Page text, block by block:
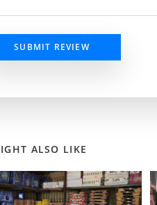
SUBMIT REVIEW
ALSO LIKE